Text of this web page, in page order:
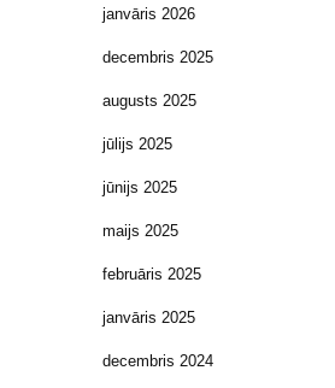
janvāris 2026
decembris 2025
augusts 2025
jūlijs 2025
jūnijs 2025
maijs 2025
februāris 2025
janvāris 2025
decembris 2024